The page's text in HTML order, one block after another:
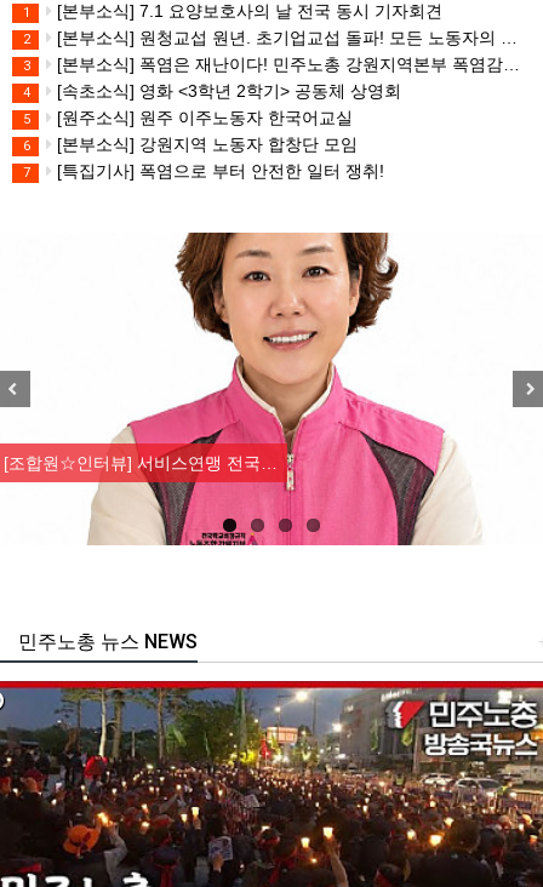
1 [본부소식] 7.1 요양보호사의 날 전국 동시 기자회견
2 [본부소식] 원청교섭 원년. 초기업교섭 돌파! 모든 노동자의 노동기본권 쟁취! 민주노총 7.15 총파업대회
3 [본부소식] 폭염은 재난이다! 민주노총 강원지역본부 폭염감시단 선포 기자회견
4 [속초소식] 영화 <3학년 2학기> 공동체 상영회
5 [원주소식] 원주 이주노동자 한국어교실
6 [본부소식] 강원지역 노동자 합창단 모임
7 [특집기사] 폭염으로 부터 안전한 일터 쟁취!
[조합원☆인터뷰] 서비스연맹 전국…
주노총 뉴스 NEWS